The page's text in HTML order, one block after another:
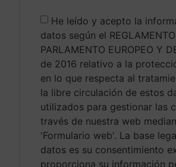
He leído y acepto la
datos según el
PARLAMENTO EUROPEO Y
de 2016 relativo a la
en lo que respecta al
la libre circulación de estos
utilizados para gestionar las
través de nuestra web
'Formulario web'. La base
datos es su consentimiento
proporciona su información